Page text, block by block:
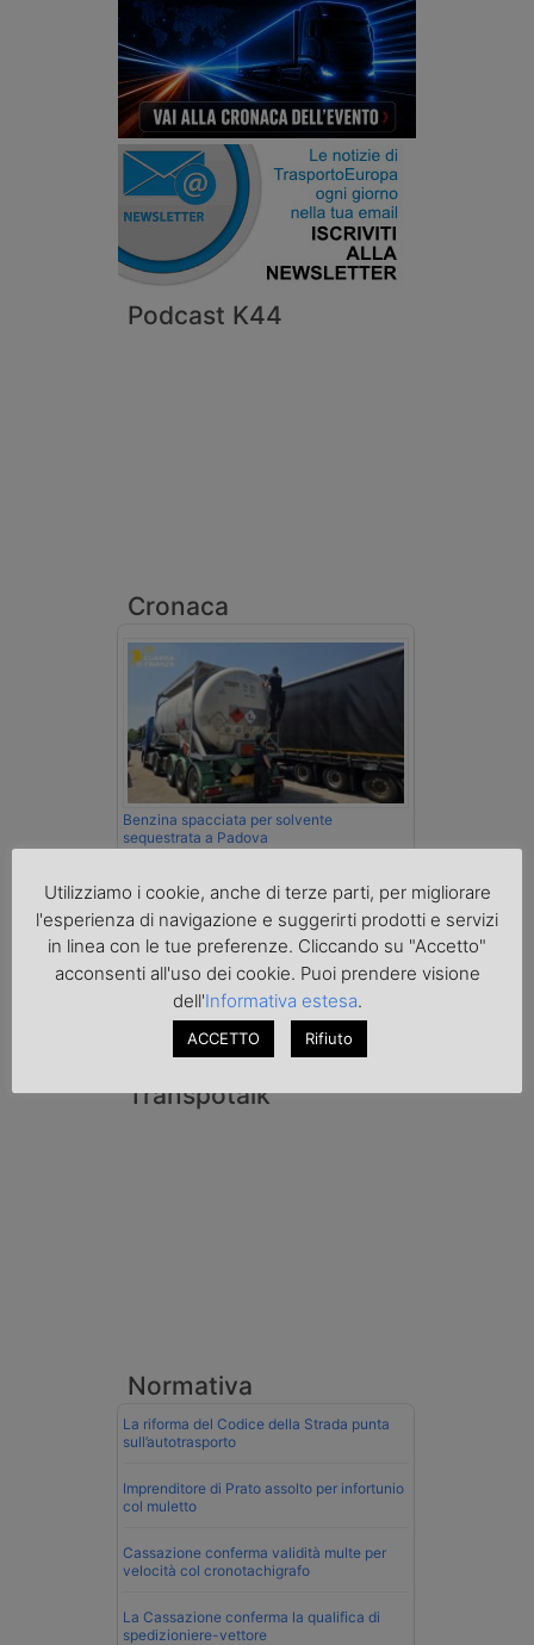
Podcast K44
Cronaca
Benzina spacciata per solvente
sequestrata a Padova
preventivo 33mila litri di benzina di
contrabbando, dichiarata come solvente
nei documenti di trasporto, e
l'autoarticolato utilizzato. Denunciato per
contrabbando di prodotti petroliferi il
conducente ungherese del mezzo, fermato
Transpotalk
Normativa
La riforma del Codice della Strada punta
sull’autotrasporto
Imprenditore di Prato assolto per infortunio
col muletto
Cassazione conferma validità multe per
velocità col cronotachigrafo
La Cassazione conferma la qualifica di
spedizioniere-vettore
Utilizziamo i cookie, anche di terze parti, per migliorare
l'esperienza di navigazione e suggerirti prodotti e servizi
in linea con le tue preferenze. Cliccando su "Accetto"
acconsenti all'uso dei cookie. Puoi prendere visione
dell'Informativa estesa.
ACCETTO Rifiuto